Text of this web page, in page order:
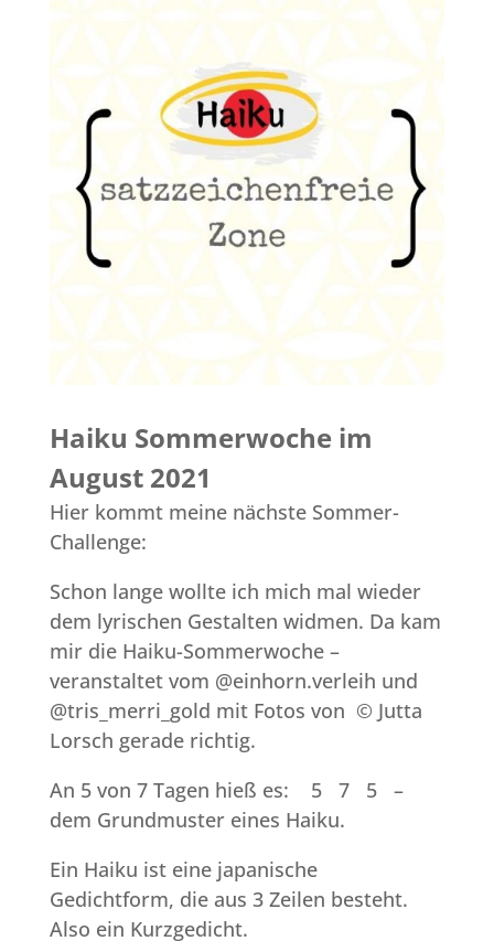
Haiku Sommerwoche im
August 2021
Hier kommt meine nächste Sommer-
Challenge:
Schon lange wollte ich mich mal wieder
dem lyrischen Gestalten widmen. Da kam
mir die Haiku-Sommerwoche –
veranstaltet vom @einhorn.verleih und
@tris_merri_gold mit Fotos von © Jutta
Lorsch gerade richtig.
An 5 von 7 Tagen hieß es: 5 7 5 –
dem Grundmuster eines Haiku.
Ein Haiku ist eine japanische
Gedichtform, die aus 3 Zeilen besteht.
Also ein Kurzgedicht.